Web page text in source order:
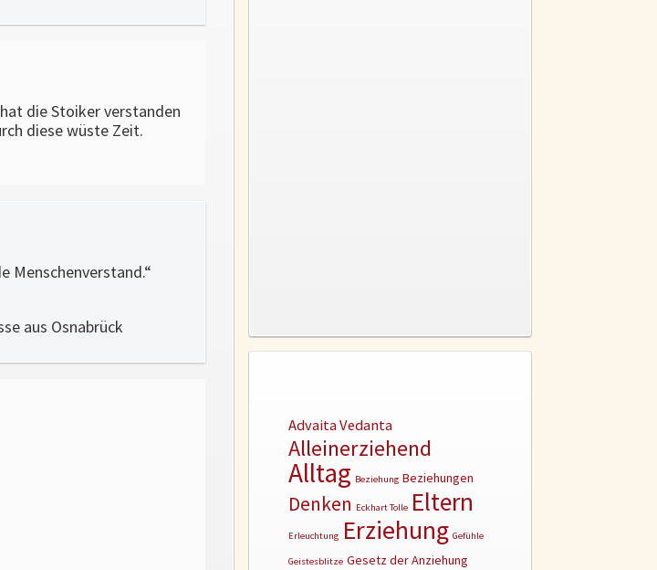
die Stoiker verstanden
diese wüste Zeit.
Menschenverstand.“
aus Osnabrück
Advaita Vedanta
Alleinerziehend
Alltag Beziehung Beziehungen
Denken Eckhart Tolle Eltern
Erleuchtung Erziehung Gefühle
Geistesblitze Gesetz der Anziehung